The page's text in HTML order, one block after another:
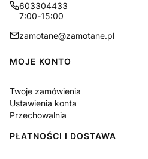
603304433
7:00-15:00
zamotane@zamotane.pl
Linki w stopce
MOJE KONTO
Twoje zamówienia
Ustawienia konta
Przechowalnia
PŁATNOŚCI I DOSTAWA